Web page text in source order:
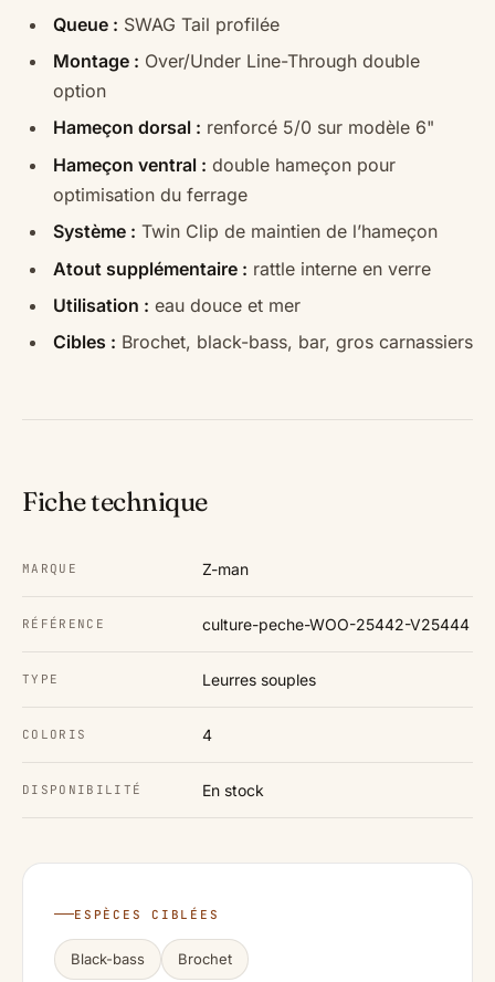
Queue : SWAG Tail profilée
Montage : Over/Under Line-Through double
option
Hameçon dorsal : renforcé 5/0 sur modèle 6"
Hameçon ventral : double hameçon pour
optimisation du ferrage
Système : Twin Clip de maintien de l’hameçon
Atout supplémentaire : rattle interne en verre
Utilisation : eau douce et mer
Cibles : Brochet, black-bass, bar, gros carnassiers
Fiche technique
MARQUE Z-man
RÉFÉRENCE culture-peche-WOO-25442-V25444
TYPE Leurres souples
COLORIS 4
DISPONIBILITÉ En stock
ESPÈCES CIBLÉES
Black-bass Brochet